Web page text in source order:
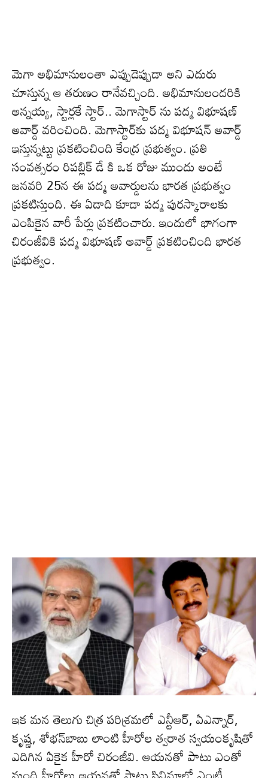
మెగా అభిమానులంతా ఎప్పుడెప్పుడా అని ఎదురు
చూస్తున్న ఆ తరుణం రానేవచ్చింది. అభిమానులందరికి
అన్నయ్య, స్టార్లకే స్టార్‌.. మెగాస్టార్‌ ను పద్మ విభూషణ్‌
అవార్డ్‌ వరించింది. మెగాస్టార్‌కు పద్మ విభూషన్‌ అవార్డ్‌
ఇస్తున్నట్టు ప్రకటించింది కేంద్ర ప్రభుత్వం. ప్రతి
సంవత్సరం రిపబ్లిక్ డే కి ఒక రోజు ముందు అంటే
జనవరి 25న ఈ పద్మ అవార్డులను భారత ప్రభుత్వం
ప్రకటిస్తుంది. ఈ ఏడాది కూడా పద్మ పురస్కారాలకు
ఎంపికైన వారీ పేర్లు ప్రకటించారు. ఇందులో భాగంగా
చిరంజీవికి పద్మ విభూషణ్‌ అవార్డ్‌ ప్రకటించింది భార‌త‌
ప్రభుత్వం.
ఇక మ‌న తెలుగు చిత్ర ప‌రిశ్ర‌మ‌లో ఎన్టీఆర్‌, ఏఎన్నార్‌,
కృష్ణ, శోభన్‌బాబు లాంటి హీరోల త్వరాత స్వయంకృషితో
ఎదిగిన ఏకైక హీరో చిరంజీవి. ఆయనతో పాటు ఎంతో